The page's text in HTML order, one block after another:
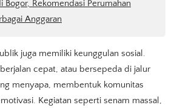
Bogor, Rekomendasi Perumahan
Anggaran
juga memiliki keunggulan sosial.
cepat, atau bersepeda di jalur
menyapa, membentuk komunitas
Kegiatan seperti senam massal,